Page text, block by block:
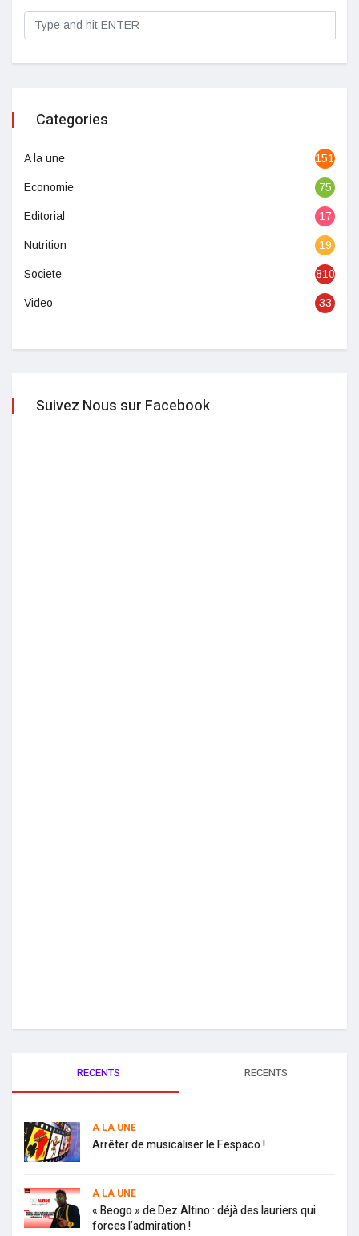
Categories
A la une 1513
Economie 75
Editorial 17
Nutrition 19
Societe 810
Video 33
Suivez Nous sur Facebook
RECENTS RECENTS
A LA UNE
Arrêter de musicaliser le Fespaco !
A LA UNE
« Beogo » de Dez Altino : déjà des lauriers qui
forces l’admiration !